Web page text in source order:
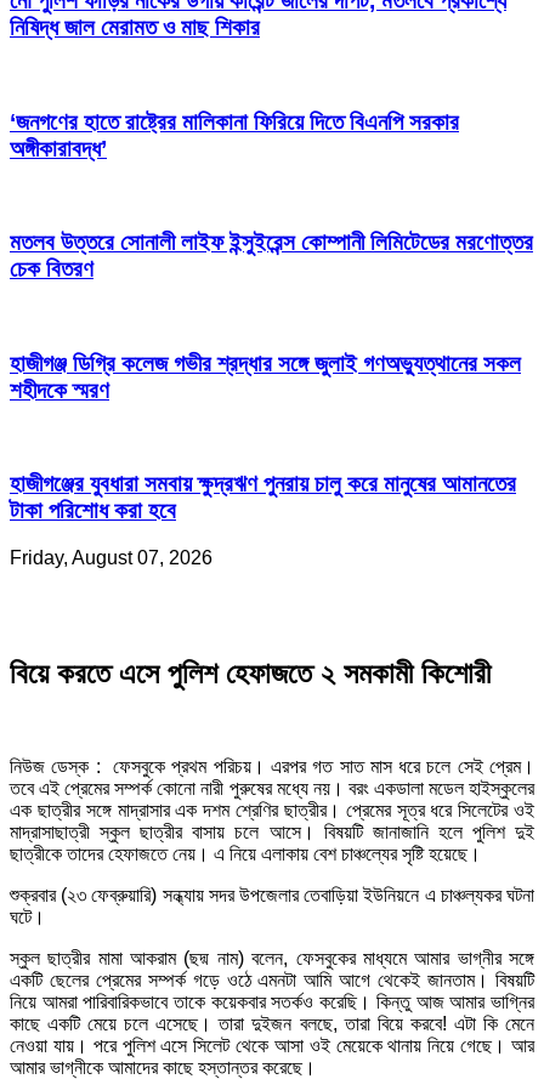
নিষিদ্ধ জাল মেরামত ও মাছ শিকার
‘জনগণের হাতে রাষ্ট্রের মালিকানা ফিরিয়ে দিতে বিএনপি সরকার
অঙ্গীকারাবদ্ধ’
মতলব উত্তরে সোনালী লাইফ ইন্সুইরেন্স কোম্পানী লিমিটেডের মরণোত্তর
চেক বিতরণ
হাজীগঞ্জ ডিগ্রি কলেজ গভীর শ্রদ্ধার সঙ্গে জুলাই গণঅভ্যুত্থানের সকল
শহীদকে স্মরণ
হাজীগঞ্জের যুবধারা সমবায় ক্ষুদ্রঋণ পুনরায় চালু করে মানুষের আমানতের
টাকা পরিশোধ করা হবে
Friday, August 07, 2026
বিয়ে করতে এসে পুলিশ হেফাজতে ২ সমকামী কিশোরী
নিউজ ডেস্ক : ফেসবুকে প্রথম পরিচয়। এরপর গত সাত মাস ধরে চলে সেই প্রেম।
তবে এই প্রেমের সম্পর্ক কোনো নারী পুরুষের মধ্যে নয়। বরং একডালা মডেল হাইস্কুলের
এক ছাত্রীর সঙ্গে মাদ্রাসার এক দশম শ্রেণির ছাত্রীর। প্রেমের সূত্র ধরে সিলেটের ওই
মাদ্রাসাছাত্রী স্কুল ছাত্রীর বাসায় চলে আসে। বিষয়টি জানাজানি হলে পুলিশ দুই
ছাত্রীকে তাদের হেফাজতে নেয়। এ নিয়ে এলাকায় বেশ চাঞ্চল্যের সৃষ্টি হয়েছে।
শুক্রবার (২৩ ফেব্রুয়ারি) সন্ধ্যায় সদর উপজেলার তেবাড়িয়া ইউনিয়নে এ চাঞ্চল্যকর ঘটনা
ঘটে।
স্কুল ছাত্রীর মামা আকরাম (ছদ্ম নাম) বলেন, ফেসবুকের মাধ্যমে আমার ভাগ্নীর সঙ্গে
একটি ছেলের প্রেমের সম্পর্ক গড়ে ওঠে এমনটা আমি আগে থেকেই জানতাম। বিষয়টি
নিয়ে আমরা পারিবারিকভাবে তাকে কয়েকবার সতর্কও করেছি। কিন্তু আজ আমার ভাগ্নির
কাছে একটি মেয়ে চলে এসেছে। তারা দুইজন বলছে, তারা বিয়ে করবে! এটা কি মেনে
নেওয়া যায়। পরে পুলিশ এসে সিলেট থেকে আসা ওই মেয়েকে থানায় নিয়ে গেছে। আর
আমার ভাগ্নীকে আমাদের কাছে হস্তান্তর করেছে‌।